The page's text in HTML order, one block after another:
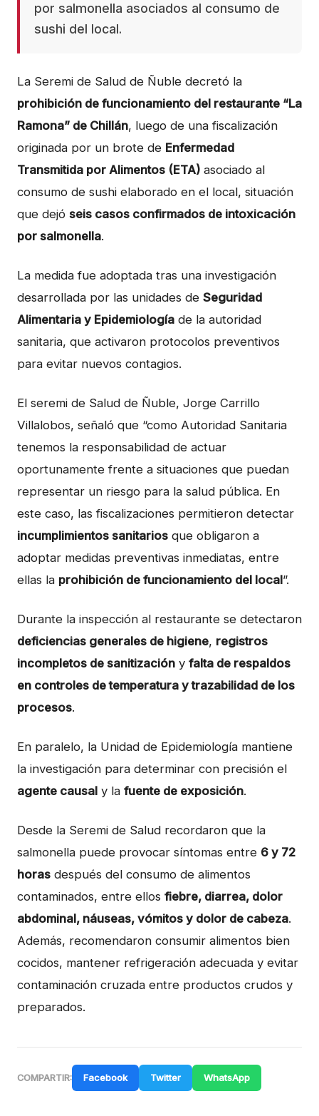
por salmonella asociados al consumo de
sushi del local.
La Seremi de Salud de Ñuble decretó la
prohibición de funcionamiento del restaurante “La
Ramona” de Chillán, luego de una fiscalización
originada por un brote de Enfermedad
Transmitida por Alimentos (ETA) asociado al
consumo de sushi elaborado en el local, situación
que dejó seis casos confirmados de intoxicación
por salmonella.
La medida fue adoptada tras una investigación
desarrollada por las unidades de Seguridad
Alimentaria y Epidemiología de la autoridad
sanitaria, que activaron protocolos preventivos
para evitar nuevos contagios.
El seremi de Salud de Ñuble, Jorge Carrillo
Villalobos, señaló que “como Autoridad Sanitaria
tenemos la responsabilidad de actuar
oportunamente frente a situaciones que puedan
representar un riesgo para la salud pública. En
este caso, las fiscalizaciones permitieron detectar
incumplimientos sanitarios que obligaron a
adoptar medidas preventivas inmediatas, entre
ellas la prohibición de funcionamiento del local”.
Durante la inspección al restaurante se detectaron
deficiencias generales de higiene, registros
incompletos de sanitización y falta de respaldos
en controles de temperatura y trazabilidad de los
procesos.
En paralelo, la Unidad de Epidemiología mantiene
la investigación para determinar con precisión el
agente causal y la fuente de exposición.
Desde la Seremi de Salud recordaron que la
salmonella puede provocar síntomas entre 6 y 72
horas después del consumo de alimentos
contaminados, entre ellos fiebre, diarrea, dolor
abdominal, náuseas, vómitos y dolor de cabeza.
Además, recomendaron consumir alimentos bien
cocidos, mantener refrigeración adecuada y evitar
contaminación cruzada entre productos crudos y
preparados.
COMPARTIR: Facebook Twitter WhatsApp